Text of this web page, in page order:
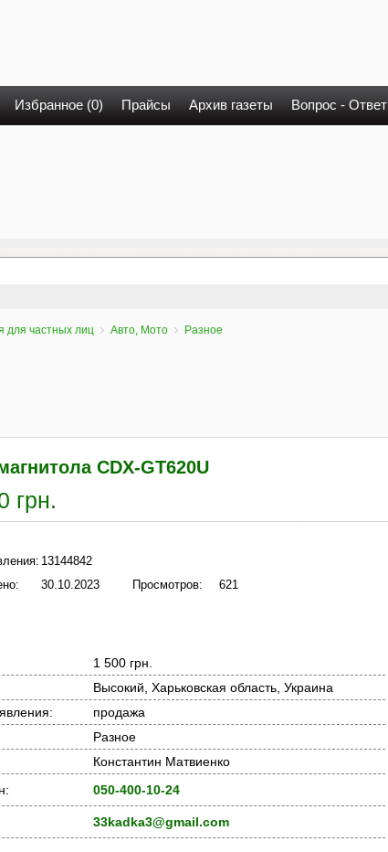
Избранное (0) Прайсы Архив газеты Вопрос - Ответ
для частных лиц Авто, Мото Разное
CDX-GT620U
грн.
13144842
30.10.2023 Просмотров: 621
1 500 грн.
Высокий, Харьковская область, Украина
продажа
Разное
Константин Матвиенко
050-400-10-24
33kadka3@gmail.com